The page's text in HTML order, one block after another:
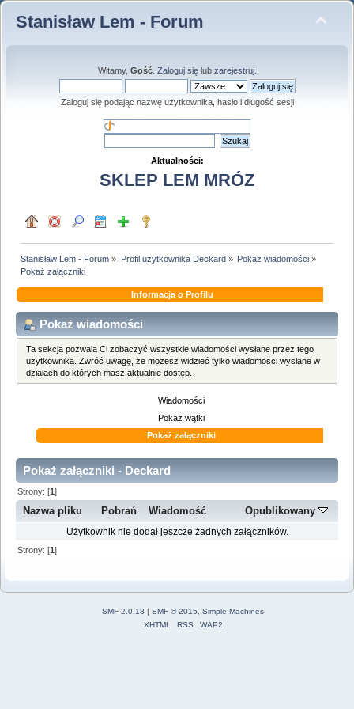
Stanisław Lem - Forum
Witamy, Gość. Zaloguj sięlub zarejestruj.
Zaloguj się podając nazwę użytkownika, hasło i długość sesji
Aktualności:
SKLEP LEM MRÓZ
Stanisław Lem - Forum » Profil użytkownika Deckard» Pokaż wiadomości»
Pokaż załączniki
Informacja o Profilu
Pokaż wiadomości
Ta sekcja pozwala Ci zobaczyć wszystkie wiadomości wysłane przez tego
użytkownika. Zwróć uwagę, że możesz widzieć tylko wiadomości wysłane w
działach do których masz aktualnie dostęp.
Wiadomości
Pokaż wątki
Pokaż załączniki
Pokaż załączniki - Deckard
Strony: [1]
Nazwa pliku Pobrań Wiadomość Opublikowany
Użytkownik nie dodał jeszcze żadnych załączników.
Strony: [1]
SMF 2.0.18 | SMF © 2015
Simple Machines
XHTML
RSS WAP2